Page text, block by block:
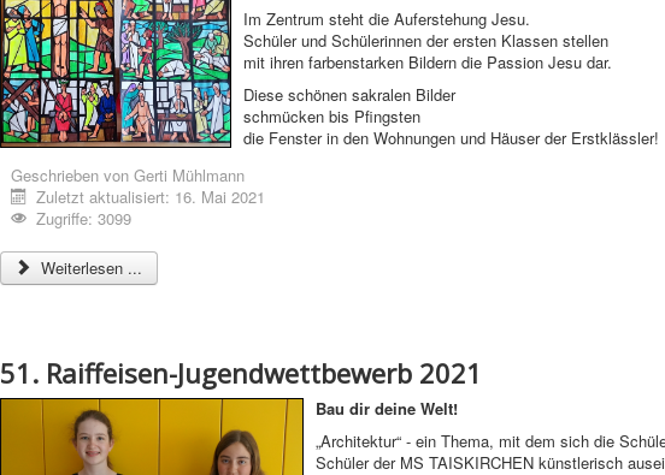
Im Zentrum steht die Auferstehung Jesu.
Schüler und Schülerinnen der ersten Klassen stellen
mit ihren farbenstarken Bildern die Passion Jesu dar.
Diese schönen sakralen Bilder
schmücken bis Pfingsten
die Fenster in den Wohnungen und Häuser der Erstklässler!
Geschrieben von Gerti Mühlmann
Zuletzt aktualisiert: 16. Mai 2021
Zugriffe: 3099
Weiterlesen ...
51. Raiffeisen-Jugendwettbewerb 2021
Bau dir deine Welt!
„Architektur“ - ein Thema, mit dem sich die
Schüler der MS TAISKIRCHEN künstlerisch